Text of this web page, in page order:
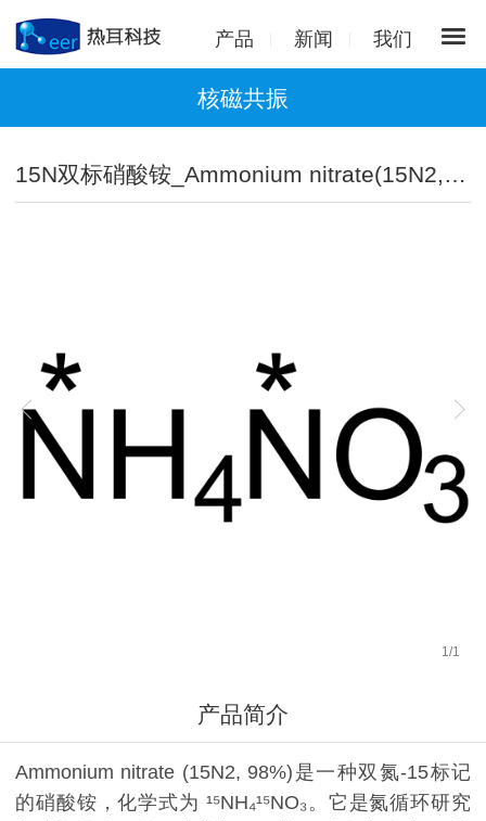
产品 新闻 我们
核磁共振
15N双标硝酸铵_Ammonium nitrate(15N2,98%)
1 /1
产品简介
Ammonium nitrate (15N2, 98%)是一种双氮-15标记
的硝酸铵，化学式为 ¹⁵NH₄¹⁵NO₃。它是氮循环研究